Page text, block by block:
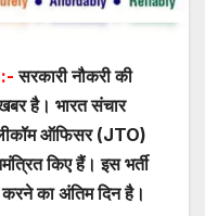
:-सरकारी नौकरी की
है। भारत संचार
ऑफिसर (JTO)
किए हैं। इस भर्ती
का अंतिम दिन है।